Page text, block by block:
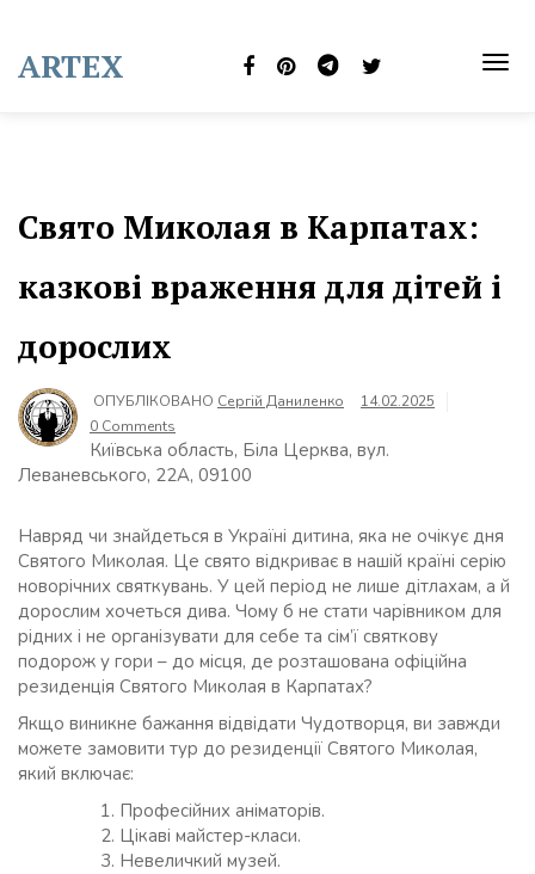
content
ARTEX
Свято Миколая в Карпатах:
казкові враження для дітей і
дорослих
ОПУБЛІКОВАНО Сергій Даниленко
14.02.2025
0 Comments
Київська область, Біла Церква, вул.
Леваневського, 22А, 09100
Навряд чи знайдеться в Україні дитина, яка не очікує дня
Святого Миколая. Це свято відкриває в нашій країні серію
новорічних святкувань. У цей період не лише дітлахам, а й
дорослим хочеться дива. Чому б не стати чарівником для
рідних і не організувати для себе та сім’ї святкову
подорож у гори – до місця, де розташована офіційна
резиденція Святого Миколая в Карпатах?
Якщо виникне бажання відвідати Чудотворця, ви завжди
можете замовити тур до резиденції Святого Миколая,
який включає:
Професійних аніматорів.
Цікаві майстер-класи.
Невеличкий музей.